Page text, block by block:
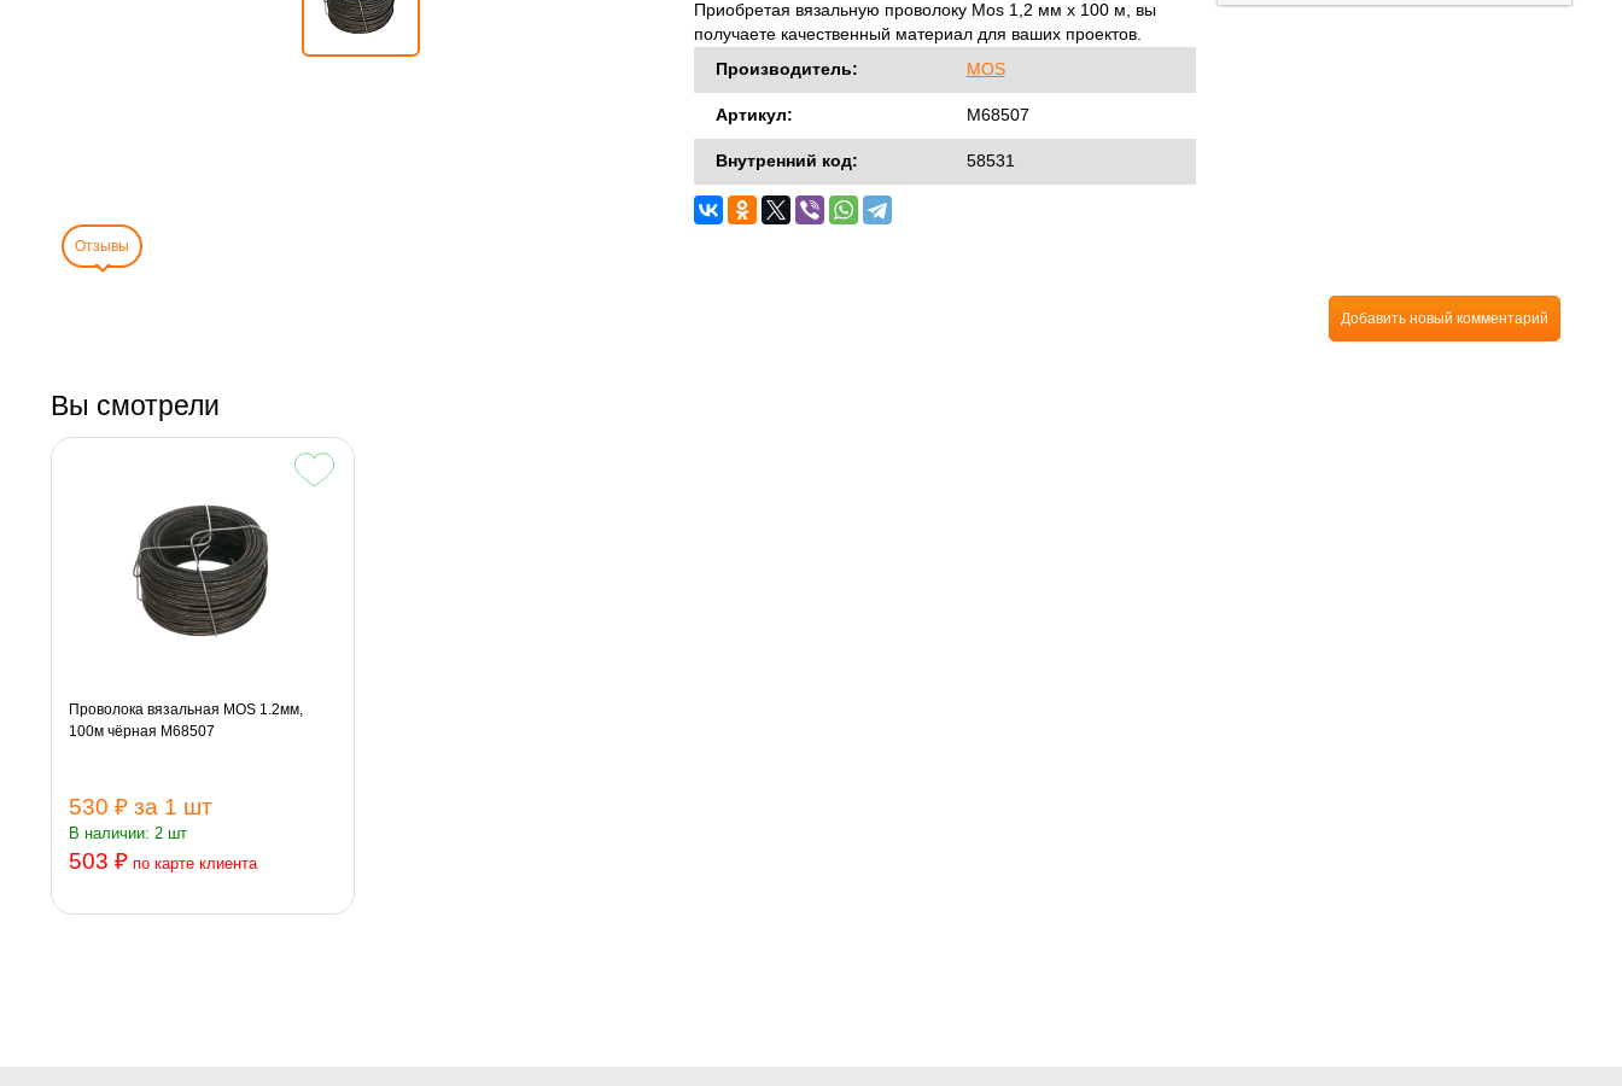
Приобретая вязальную проволоку Mos 1,2 мм х 100 м, вы
получаете качественный материал для ваших проектов.
Производитель:
MOS
Артикул: М68507
Внутренний код: 58531
Отзывы
Добавить новый комментарий
Вы смотрели
Проволока вязальная MOS 1.2мм,
100м чёрная М68507
530 ₽ за 1 шт
В наличии: 2 шт
503 ₽ по карте клиента